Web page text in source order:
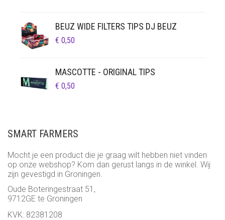
BEUZ WIDE FILTERS TIPS DJ BEUZ
€ 0,50
MASCOTTE - ORIGINAL TIPS
€ 0,50
SMART FARMERS
Mocht je een product die je graag wilt hebben niet vinden
op onze webshop? Kom dan gerust langs in de winkel. Wij
zijn gevestigd in Groningen.
Oude Boteringestraat 51,
9712GE te Groningen
KVK: 82381208